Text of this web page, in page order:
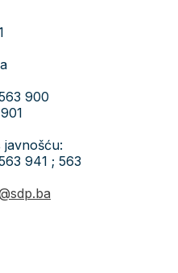
900
javnošću:
941 ; 563